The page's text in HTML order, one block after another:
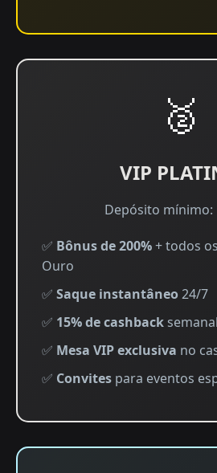
🥈
VIP
Depósito mínimo:
✅ Bônus de 200%+ todos
Ouro
✅ Saque instantâneo24/7
✅ 15% de cashback semanal
✅ Mesa VIP exclusiva no
✅ Convites para eventos